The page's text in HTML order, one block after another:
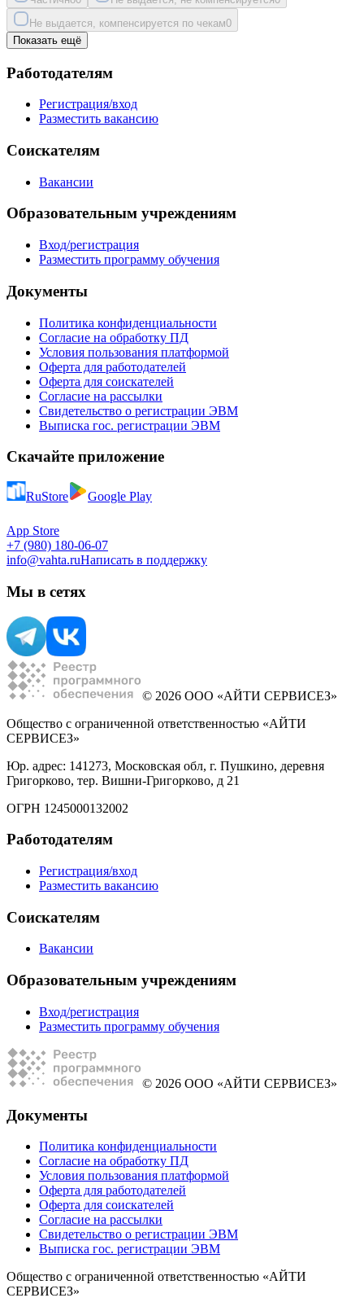
Не выдается, компенсируется по чекам0
Показать ещё
Работодателям
Регистрация/вход
Разместить вакансию
Соискателям
Вакансии
Образовательным учреждениям
Вход/регистрация
Разместить программу обучения
Документы
Политика конфиденциальности
Согласие на обработку ПД
Условия пользования платформой
Оферта для работодателей
Оферта для соискателей
Согласие на рассылки
Свидетельство о регистрации ЭВМ
Выписка гос. регистрации ЭВМ
Скачайте приложение
RuStore Google Play
App Store
+7 (980) 180-06-07
info@vahta.ruНаписать в поддержку
Мы в сетях
© 2026 ООО «АЙТИ СЕРВИСЕЗ»
Общество с ограниченной ответственностью «АЙТИ
СЕРВИСЕЗ»
Юр. адрес: 141273, Московская обл, г. Пушкино, деревня
Григорково, тер. Вишни-Григорково, д 21
ОГРН 1245000132002
Работодателям
Регистрация/вход
Разместить вакансию
Соискателям
Вакансии
Образовательным учреждениям
Вход/регистрация
Разместить программу обучения
© 2026 ООО «АЙТИ СЕРВИСЕЗ»
Документы
Политика конфиденциальности
Согласие на обработку ПД
Условия пользования платформой
Оферта для работодателей
Оферта для соискателей
Согласие на рассылки
Свидетельство о регистрации ЭВМ
Выписка гос. регистрации ЭВМ
Общество с ограниченной ответственностью «АЙТИ
СЕРВИСЕЗ»